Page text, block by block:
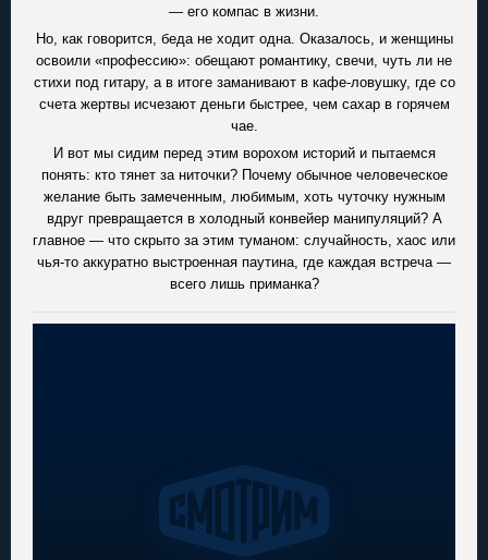
— его компас в жизни.
Но, как говорится, беда не ходит одна. Оказалось, и женщины
освоили «профессию»: обещают романтику, свечи, чуть ли не
стихи под гитару, а в итоге заманивают в кафе-ловушку, где со
счета жертвы исчезают деньги быстрее, чем сахар в горячем
чае.
И вот мы сидим перед этим ворохом историй и пытаемся
понять: кто тянет за ниточки? Почему обычное человеческое
желание быть замеченным, любимым, хоть чуточку нужным
вдруг превращается в холодный конвейер манипуляций? А
главное — что скрыто за этим туманом: случайность, хаос или
чья-то аккуратно выстроенная паутина, где каждая встреча —
всего лишь приманка?